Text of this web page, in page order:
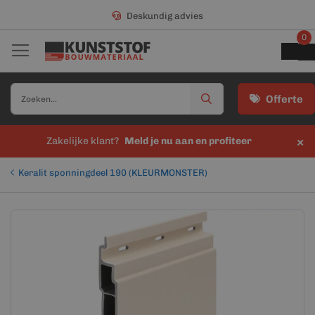
Deskundig advies
Offerte
0
Zakelijke klant? Meld je nu aan en profiteer ×
Keralit sponningdeel 190 (KLEURMONSTER)